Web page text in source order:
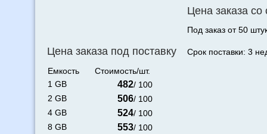
Цена заказа под поставку
Емкость
Стоимость/шт.
1 GB
482/ 100
2 GB
506/ 100
4 GB
524/ 100
8 GB
553/ 100
Цена заказа со
Под заказ от 50
Срок поставки: 3